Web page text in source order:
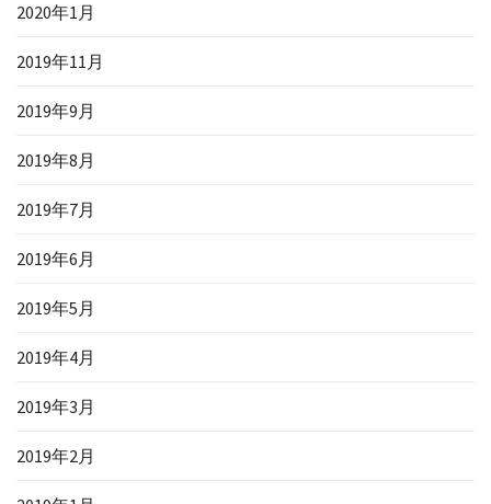
2020年1月
2019年11月
2019年9月
2019年8月
2019年7月
2019年6月
2019年5月
2019年4月
2019年3月
2019年2月